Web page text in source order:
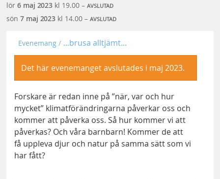
lör6 maj 2023 kl 19.00 –AVSLUTAD
sön7 maj 2023 kl 14.00 –AVSLUTAD
Evenemang ...brusa alltjämt...
Det här evenemanget avslutades i maj 2023.
Forskare är redan inne på ”när, var och hur
mycket” klimatförändringarna påverkar oss och
kommer att påverka oss. Så hur kommer vi att
påverkas? Och våra barnbarn! Kommer de att
få uppleva djur och natur på samma sätt som vi
har fått?